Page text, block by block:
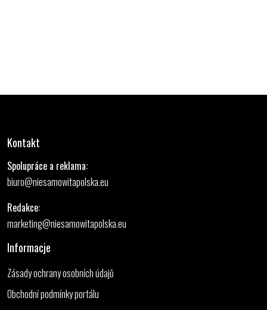
Kontakt
Spolupráce a reklama:
biuro@niesamowitapolska.eu
Redakce:
marketing@niesamowitapolska.eu
Informacje
Zásady ochrany osobních údajů
Obchodní podmínky portálu